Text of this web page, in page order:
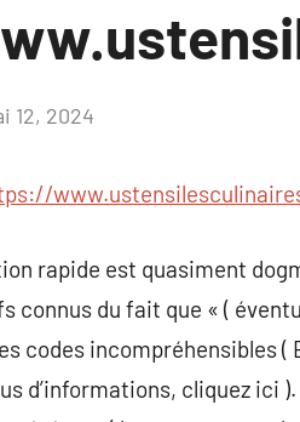
12, 2024
rapide est quasiment
connus du fait que « (
codes incompréhensibles (
d’informations, cliquez ici